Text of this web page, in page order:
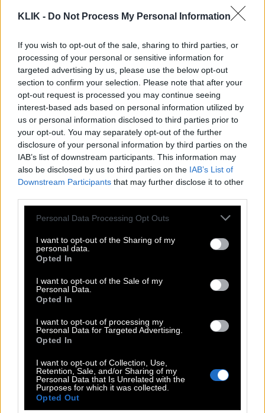
KLIK - Do Not Process My Personal Information
If you wish to opt-out of the sale, sharing to third parties, or
processing of your personal or sensitive information for
targeted advertising by us, please use the below opt-out
section to confirm your selection. Please note that after your
opt-out request is processed you may continue seeing
interest-based ads based on personal information utilized by
us or personal information disclosed to third parties prior to
your opt-out. You may separately opt-out of the further
disclosure of your personal information by third parties on the
IAB’s list of downstream participants. This information may
also be disclosed by us to third parties on the IAB’s List of
Downstream Participants that may further disclose it to other
Please note that this website/app uses one or more Google
not limited to your visit or usage behaviour. You may click to
grant or deny consent to Google and its third-party tags to
use your data for below specified purposes in below Google
consent section.
Personal Data Processing Opt Outs
I want to opt-out of the Sharing of my
personal data.
Opted In
I want to opt-out of the Sale of my
Personal Data.
Opted In
I want to opt-out of processing my
Personal Data for Targeted Advertising.
Opted In
I want to opt-out of Collection, Use,
Retention, Sale, and/or Sharing of my
Personal Data that Is Unrelated with the
Purposes for which it was collected.
Opted Out
MobLand . Δημοσιεύματα ανέφεραν ότι ενδέχεται
Harry Da Souza, λόγω διαφωνιών κατά την
παραγωγή, όμως νεότερες πληροφορίες
αναφέρουν ότι οι δύο πλευρές συνεχίζουν
συζητήσεις και «εργάζονται δημιουργικά» ώστε να
παραμείνει στο καστ.
Παράλληλα, η συμπρωταγωνίστριά του Χέλεν
Μίρεν διέψευσε τις φήμες περί έντασης μεταξύ
τους, δηλώνοντας ότι θα συνεργαζόταν ξανά μαζί
του «σε ένα δευτερόλεπτο » και χαρακτηρίζοντάς
τον «εξαιρετικό ηθοποιό» με τη δική του ιδιαίτερη
δημιουργική διαδικασία.
Οι κακές γλώσσες όμως λένε πως η Μίρεν
υποστηρίζει το Ισραήλ και διαφωνεί με την
υποστήρηξη του Χάρντι στον αγώνα της
Παλαιστήνης, και λέγεται πως αυτό ήταν και η
ΤΟΜ ΧΑΡΝΤΙ
Σχετικά άρθρα